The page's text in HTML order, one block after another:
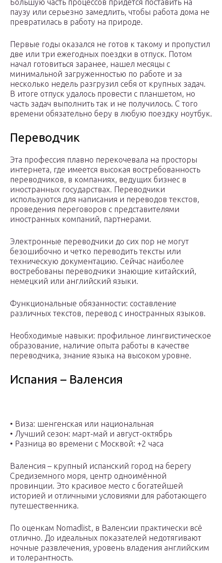
Большую часть процессов придется поставить на
паузу или серьезно замедлить, чтобы работа дома не
превратилась в работу на природе.
Первые годы оказался не готов к такому и пропустил
две или три ежегодных поездки в отпуск. Потом
начал готовиться заранее, нашел месяцы с
минимальной загруженностью по работе и за
несколько недель разгрузил себя от крупных задач.
В итоге отпуск удалось провести с планшетом, но
часть задач выполнить так и не получилось. С того
времени обязательно беру в любую поездку ноутбук.
Переводчик
Эта профессия плавно перекочевала на просторы
интернета, где имеется высокая востребованность
переводчиков, в компаниях, ведущих бизнес в
иностранных государствах. Переводчики
используются для написания и переводов текстов,
проведения переговоров с представителями
иностранных компаний, партнерами.
Электронные переводчики до сих пор не могут
безошибочно и четко переводить тексты или
техническую документацию. Сейчас наиболее
востребованы переводчики знающие китайский,
немецкий или английский языки.
Функциональные обязанности: составление
различных текстов, перевод с иностранных языков.
Необходимые навыки: профильное лингвистическое
образование, наличие опыта работы в качестве
переводчика, знание языка на высоком уровне.
Испания – Валенсия
• Виза: шенгенская или национальная
• Лучший сезон: март-май и август-октябрь
• Разница во времени с Москвой: +2 часа
Валенсия – крупный испанский город на берегу
Средиземного моря, центр одноимённой
провинции. Это красивое место с богатейшей
историей и отличными условиями для работающего
путешественника.
По оценкам Nomadlist, в Валенсии практически всё
отлично. До идеальных показателей недотягивают
ночные развлечения, уровень владения английским
и толерантность.